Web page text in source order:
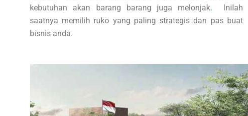
kebutuhan akan barang barang juga melonjak. Inilah
saatnya memilih ruko yang paling strategis dan pas buat
bisnis anda.